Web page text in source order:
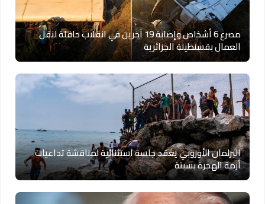
مصرع 6 أشخاص وإصابة 19 آخرين في انقلاب حافلة لنقل
العمال بقسنطينة الجزائرية
البرلمان الأوروبي يعقد جلسة استثنائية لمناقشة تداعيات
أزمة الهجرة بسبتة